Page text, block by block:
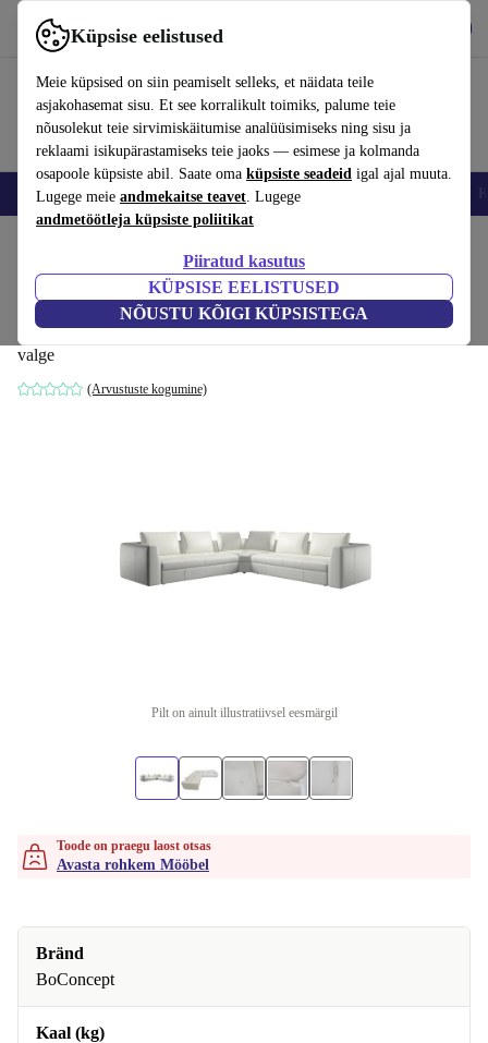
Küpsise eelistused
Meie küpsised on siin peamiselt selleks, et näidata teile
asjakohasemat sisu. Et see korralikult toimiks, palume teie
nõusolekut teie sirvimiskäitumise analüüsimiseks ning sisu ja
reklaami isikupärastamiseks teie jaoks — esimese ja kolmanda
osapoole küpsiste abil. Saate oma küpsiste seadeid igal ajal muuta.
Lugege meie andmekaitse teavet. Lugege
andmetöötleja küpsiste poliitikat
Piiratud kasutus
KÜPSISE EELISTUSED
NÕUSTU KÕIGI KÜPSISTEGA
Kasuta rakendust refurbed kiirelt ja lihtsalt
Nutitelefoni Sülearvutid Tahvelarvutid Nutikellad
Bergamo nahast diivan Salto-nahk 096
lumevalge
valge
(Arvustuste kogumine)
Pilt on ainult illustratiivsel eesmärgil
Toode on praegu laost otsas
Avasta rohkem Mööbel
Bränd
BoConcept
Kaal (kg)